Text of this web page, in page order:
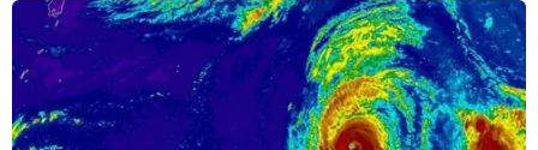
TIN LIÊN QUAN